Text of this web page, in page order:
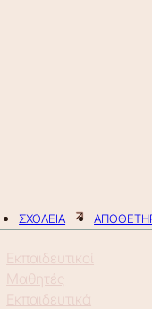
ΣΧΟΛΕΙΑ
Εκπαιδευτικοί
Μαθητές
Εκπαιδευτικά